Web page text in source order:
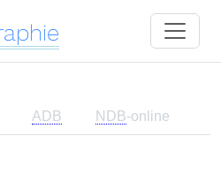
ADB NDB-online